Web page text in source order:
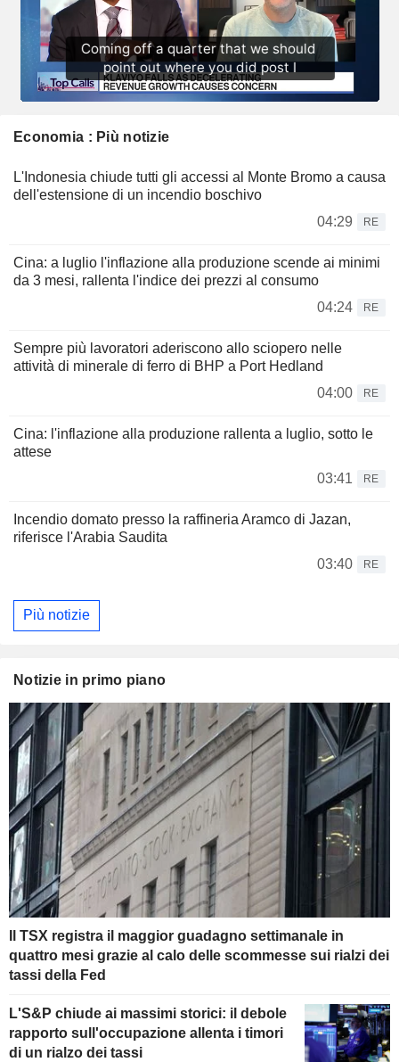
Economia : Più notizie
L'Indonesia chiude tutti gli accessi al Monte Bromo a causa
dell'estensione di un incendio boschivo
04:29
RE
Cina: a luglio l'inflazione alla produzione scende ai minimi
da 3 mesi, rallenta l'indice dei prezzi al consumo
04:24
RE
Sempre più lavoratori aderiscono allo sciopero nelle
attività di minerale di ferro di BHP a Port Hedland
04:00
RE
Cina: l'inflazione alla produzione rallenta a luglio, sotto le
attese
03:41
RE
Incendio domato presso la raffineria Aramco di Jazan,
riferisce l'Arabia Saudita
03:40
RE
Più notizie
Notizie in primo piano
Il TSX registra il maggior guadagno settimanale in
quattro mesi grazie al calo delle scommesse sui rialzi dei
tassi della Fed
L'S&P chiude ai massimi storici: il debole
rapporto sull'occupazione allenta i timori
di un rialzo dei tassi